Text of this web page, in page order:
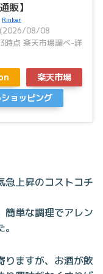
販】
Rinker
(2026/08/08
点 楽天市場調べ-詳
楽天市場
ョッピング
急上昇のコストコチ
簡単な調理でアレン
りますが、お酒が飲